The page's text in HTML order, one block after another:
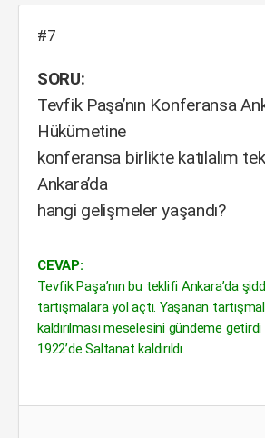
#7
SORU:
Tevfik Paşa’nın Konferansa
Hükümetine
konferansa birlikte katılalım
Ankara’da
hangi gelişmeler yaşandı?
CEVAP:
Tevfik Paşa’nın bu teklifi Ankara’da
tartışmalara yol açtı. Yaşanan
kaldırılması meselesini gündeme getirdi
1922’de Saltanat kaldırıldı.